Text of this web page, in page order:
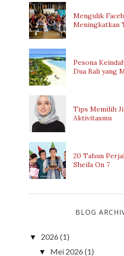
Mengulik
Meningkatkan
Pesona
Dua Bali yang
Tips Memilih
Aktivitasmu
20 Tahun
Sheila On 7
BLOG
▼ 2026 (1)
▼ Mei 2026 (1)